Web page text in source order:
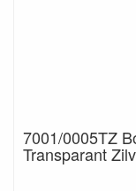
7001/0005TZ
Transparant